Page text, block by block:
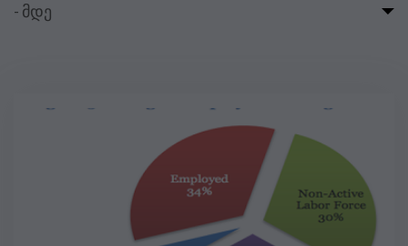
- მდე